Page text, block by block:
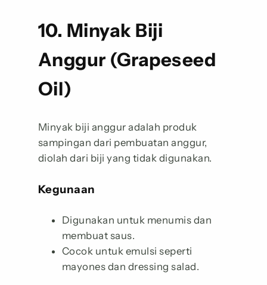
10. Minyak Biji
Anggur (Grapeseed
Oil)
Minyak biji anggur adalah produk
sampingan dari pembuatan anggur,
diolah dari biji yang tidak digunakan.
Kegunaan
Digunakan untuk menumis dan
membuat saus.
Cocok untuk emulsi seperti
mayones dan dressing salad.